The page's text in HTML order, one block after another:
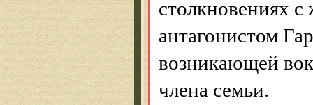
столкновениях
антагонистом
возникающей
члена семьи.